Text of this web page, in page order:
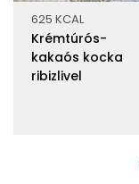
625 KCAL
Krémtúrós-
kakaós kocka
ribizlivel